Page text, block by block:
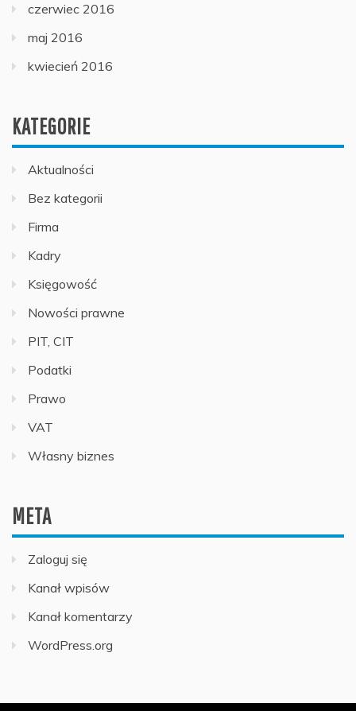
czerwiec 2016
maj 2016
kwiecień 2016
KATEGORIE
Aktualności
Bez kategorii
Firma
Kadry
Księgowość
Nowości prawne
PIT, CIT
Podatki
Prawo
VAT
Własny biznes
META
Zaloguj się
Kanał wpisów
Kanał komentarzy
WordPress.org